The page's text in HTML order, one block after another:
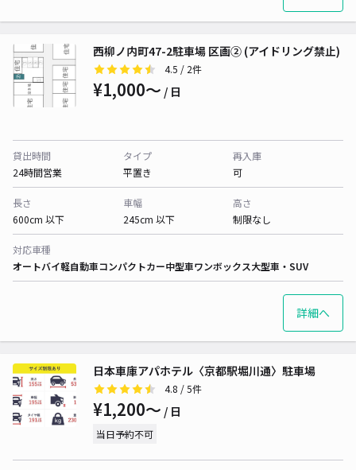
西柳ノ内町47-2駐車場 区画② (アイドリング禁止)
4.5 / 2件
¥1,000〜 / 日
貸出時間
24時間営業
タイプ
平置き
再入庫
可
長さ
600cm 以下
車幅
245cm 以下
高さ
制限なし
対応車種
オートバイ軽自動車コンパクトカー中型車ワンボックス大型車・SUV
詳細へ
日本車庫アパホテル〈京都駅堀川通〉駐車場
4.8 / 5件
¥1,200〜 / 日
当日予約不可